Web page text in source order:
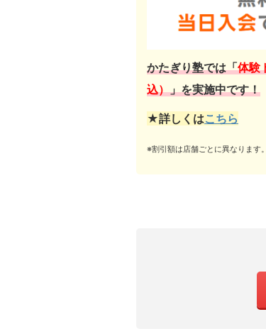
かたぎり塾では「体験
込）」を実施中です！
★詳しくはこちら
※割引額は店舗ごとに異なります。